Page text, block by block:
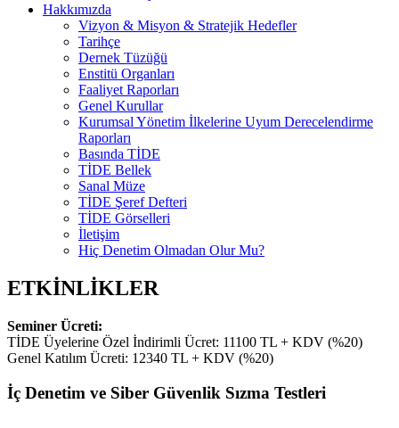
Hakkımızda
Vizyon & Misyon & Stratejik Hedefler
Tarihçe
Dernek Tüzüğü
Enstitü Organları
Faaliyet Raporları
Genel Kurullar
Kurumsal Yönetim İlkelerine Uyum Derecelendirme
Raporları
Basında TİDE
TİDE Bellek
Sanal Müze
TİDE Şeref Defteri
TİDE Görselleri
İletişim
Hiç Denetim Olmadan Olur Mu?
ETKİNLİKLER
Seminer Ücreti:
TİDE Üyelerine Özel İndirimli Ücret: 11100 TL + KDV (%20)
Genel Katılım Ücreti: 12340 TL + KDV (%20)
İç Denetim ve Siber Güvenlik Sızma Testleri